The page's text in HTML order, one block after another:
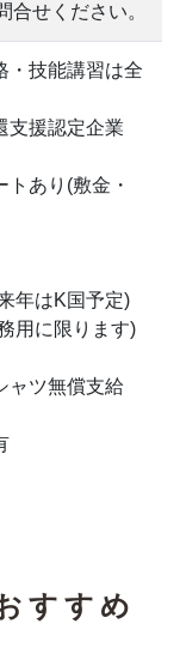
合せください。
・技能講習は全
支援認定企業
あり(敷金・
年はK国予定)
用に限ります)
ャツ無償支給
すすめ